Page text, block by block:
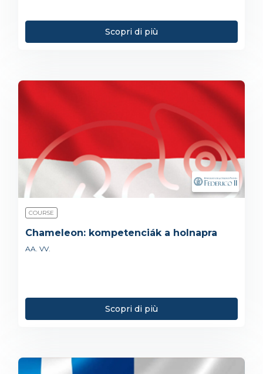
Scopri di più
COURSE
Chameleon: kompetenciák a holnapra
AA. VV.
Scopri di più